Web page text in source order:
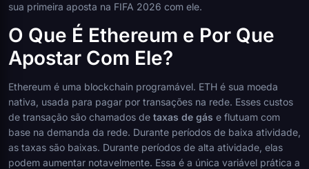
sua primeira aposta na FIFA 2026 com ele.
O Que É Ethereum e Por Que
Apostar Com Ele?
Ethereum é uma blockchain programável. ETH é sua moeda
nativa, usada para pagar por transações na rede. Esses custos
de transação são chamados de taxas de gás e flutuam com
base na demanda da rede. Durante períodos de baixa atividade,
as taxas são baixas. Durante períodos de alta atividade, elas
podem aumentar notavelmente. Essa é a única variável prática a